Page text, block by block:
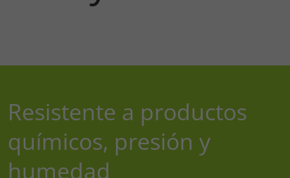
Resistente a productos
químicos, presión y
humedad